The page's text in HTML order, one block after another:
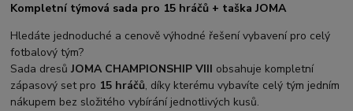
Kompletní týmová sada pro 15 hráčů + taška JOMA
Hledáte jednoduché a cenově výhodné řešení vybavení pro celý
fotbalový tým?
Sada dresůJOMA CHAMPIONSHIP VIII obsahuje kompletní
zápasový set pro 15 hráčů, díky kterému vybavíte celý tým jedním
nákupem bez složitého vybírání jednotlivých kusů.